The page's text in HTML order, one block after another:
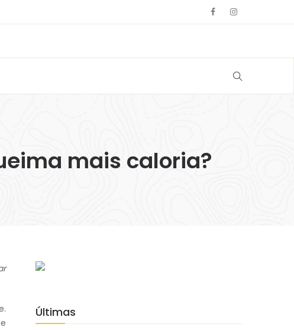
mais caloria?
Últimas